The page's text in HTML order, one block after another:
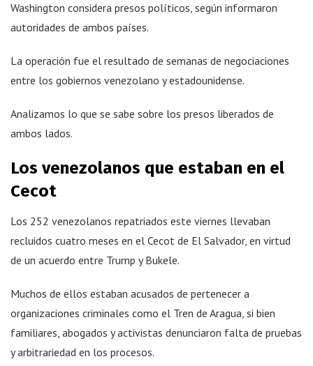
Washington considera presos políticos, según informaron
autoridades de ambos países.
La operación fue el resultado de semanas de negociaciones
entre los gobiernos venezolano y estadounidense.
Analizamos lo que se sabe sobre los presos liberados de
ambos lados.
Los venezolanos que estaban en el
Cecot
Los 252 venezolanos repatriados este viernes llevaban
recluidos cuatro meses en el Cecot de El Salvador, en virtud
de un acuerdo entre Trump y Bukele.
Muchos de ellos estaban acusados de pertenecer a
organizaciones criminales como el Tren de Aragua, si bien
familiares, abogados y activistas denunciaron falta de pruebas
y arbitrariedad en los procesos.